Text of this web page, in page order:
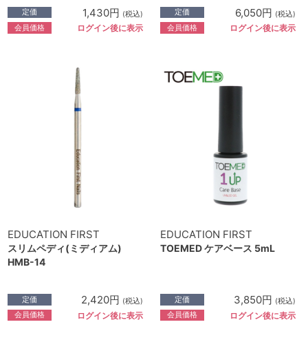
定価 1,430円 (税込)
会員価格 ログイン後に表示
定価 6,050円 (税込)
会員価格 ログイン後に表示
EDUCATION FIRST
スリムペディ(ミディアム)
HMB-14
定価 2,420円 (税込)
会員価格 ログイン後に表示
EDUCATION FIRST
TOEMED ケアベース 5mL
定価 3,850円 (税込)
会員価格 ログイン後に表示